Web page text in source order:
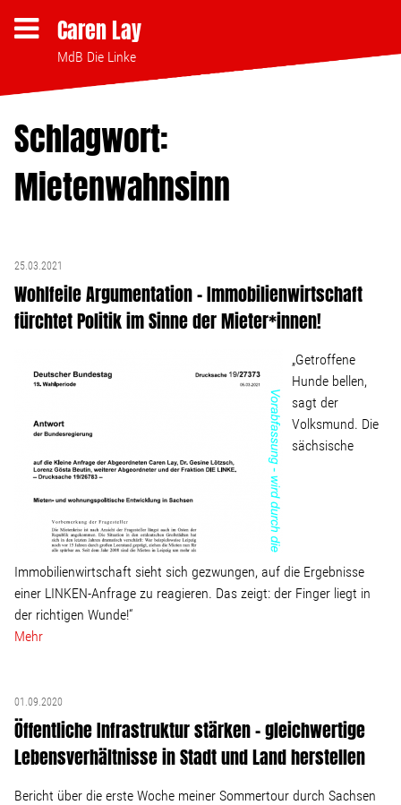
Caren Lay
MdB Die Linke
Themen
Bezahlbares Wohnen
Strukturwandel
Sonstiges
Wahlkreis
Pressemitteilungen
Service
Termine
Schlagwort:
Mietenwahnsinn
25.03.2021
Wohlfeile Argumentation – Immobilienwirtschaft
fürchtet Politik im Sinne der Mieter*innen!
„Getroffene
Hunde bellen,
sagt der
Volksmund. Die
sächsische
Immobilienwirtschaft sieht sich gezwungen, auf die Ergebnisse
einer LINKEN-Anfrage zu reagieren. Das zeigt: der Finger liegt in
der richtigen Wunde!“
Mehr
01.09.2020
Öffentliche Infrastruktur stärken – gleichwertige
Lebensverhältnisse in Stadt und Land herstellen
Bericht über die erste Woche meiner Sommertour durch Sachsen